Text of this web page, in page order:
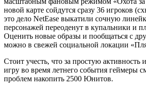
новой карте сойдутся сразу 36 игроков
это дело NetEase выкатили сочную
персонажей переоденут в купальники и
Оценить новые образы и пообщаться с
можно в свежей социальной локации
Стоит учесть, что за простую активность
игру во время летнего события геймеры
проблем накопить 2500 Юнитов.